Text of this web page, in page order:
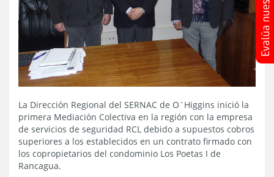
La Dirección Regional del SERNAC de O´Higgins inició la
primera Mediación Colectiva en la región con la empresa
de servicios de seguridad RCL debido a supuestos cobros
superiores a los establecidos en un contrato firmado con
los copropietarios del condominio Los Poetas I de
Rancagua.